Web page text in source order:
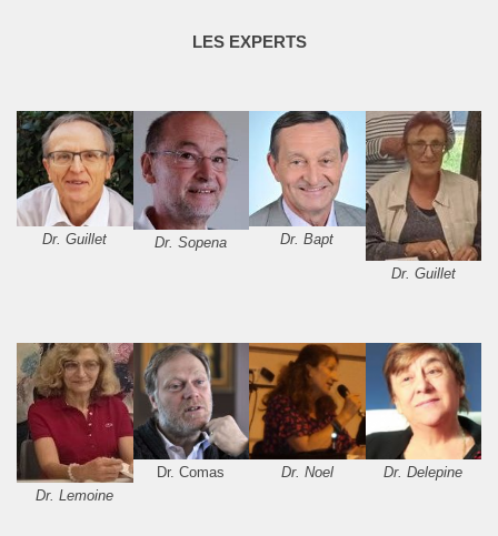
LES EXPERTS
Dr. Guillet Dr. Sopena Dr. Bapt
Dr. Guillet
Dr. Lemoine
Dr. Comas Dr. Noel Dr. Delepine